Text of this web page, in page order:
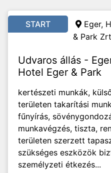
START
Eger,
& Park
Udvaros állás -
Hotel Eger & Park
kertészeti munkák,
területen takarítási
fűnyírás,
munkavégzés, tiszta,
területen szerzett
szükséges eszközök
személyzeti étkezés...